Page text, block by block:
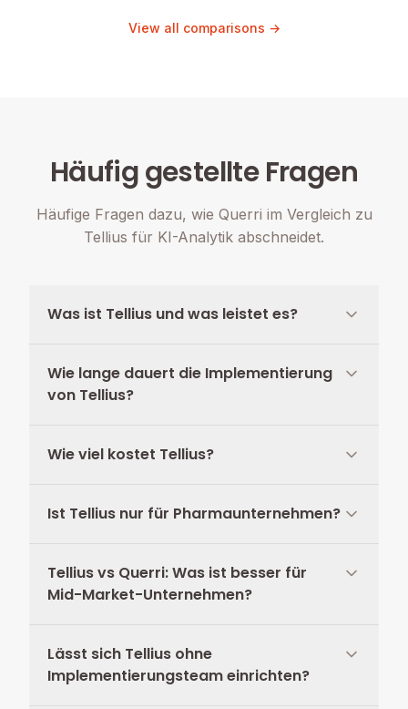
View all comparisons →
Häufig gestellte Fragen
Häufige Fragen dazu, wie Querri im Vergleich zu
Tellius für KI-Analytik abschneidet.
Was ist Tellius und was leistet es?
Wie lange dauert die Implementierung
von Tellius?
Wie viel kostet Tellius?
Ist Tellius nur für Pharmaunternehmen?
Tellius vs Querri: Was ist besser für
Mid-Market-Unternehmen?
Lässt sich Tellius ohne
Implementierungsteam einrichten?